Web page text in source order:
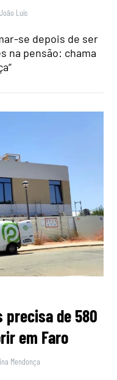
João Luís
se depois de ser
na pensão: chama
precisa de 580
em Faro
Mendonça